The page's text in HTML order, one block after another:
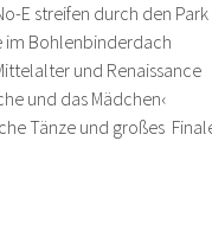
E streifen durch den Park
im Bohlenbinderdach
und Renaissance
und das Mädchen‹
Tänze und großes